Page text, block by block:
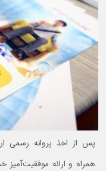
پس از اخذ پروانه رسمی